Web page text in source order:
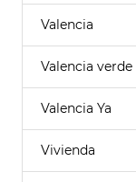
Valencia
Valencia verde
Valencia Ya
Vivienda